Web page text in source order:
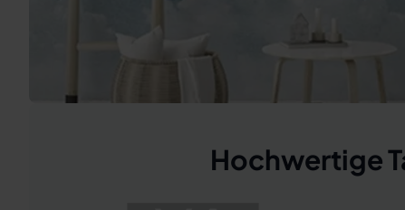
Hochwertige